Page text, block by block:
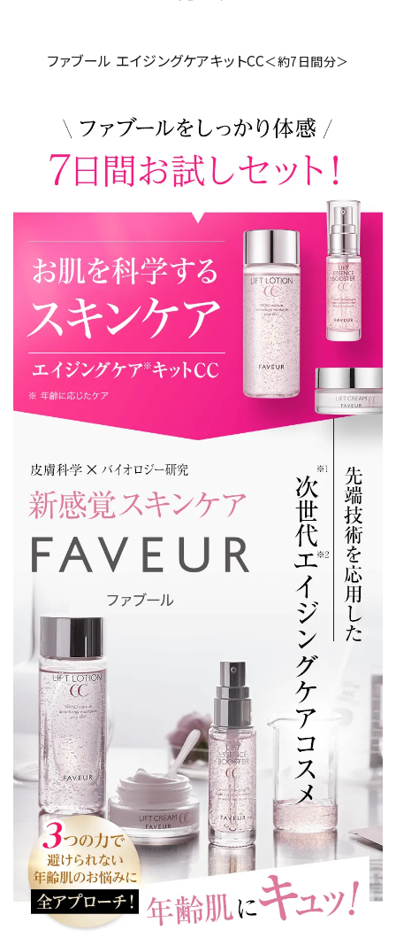
ファブール エイジングケアキットCC＜約7日間分＞